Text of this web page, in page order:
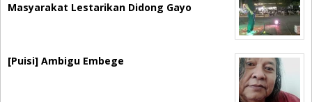
Masyarakat Lestarikan Didong Gayo
[Puisi] Ambigu Embege